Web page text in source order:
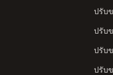
ปรับ
ปรับ
ปรับ
ปรับ